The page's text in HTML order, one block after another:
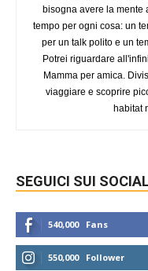
bisogna avere la mente
tempo per ogni cosa: un
per un talk polito e un
Potrei riguardare
Mamma per amica.
viaggiare e scoprire
habitat
SEGUICI SUI SOCIAL
540,000 Fans
550,000 Follower